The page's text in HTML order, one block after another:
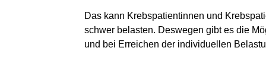
Das kann Krebspatientinnen und
schwer belasten. Deswegen gibt es die
und bei Erreichen der individuellen